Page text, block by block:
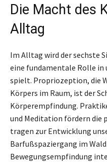
Die Macht des
Alltag
Im Alltag wird der sechste
eine fundamentale Rolle in
spielt. Propriozeption, die
Körpers im Raum, ist der
Körperempfindung.
und Meditation fördern die
tragen zur Entwicklung
Barfußspaziergang im
Bewegungsempfindung